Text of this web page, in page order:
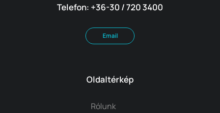
Telefon: +36-30 / 720 3400
Email
Oldaltérkép
Rólunk